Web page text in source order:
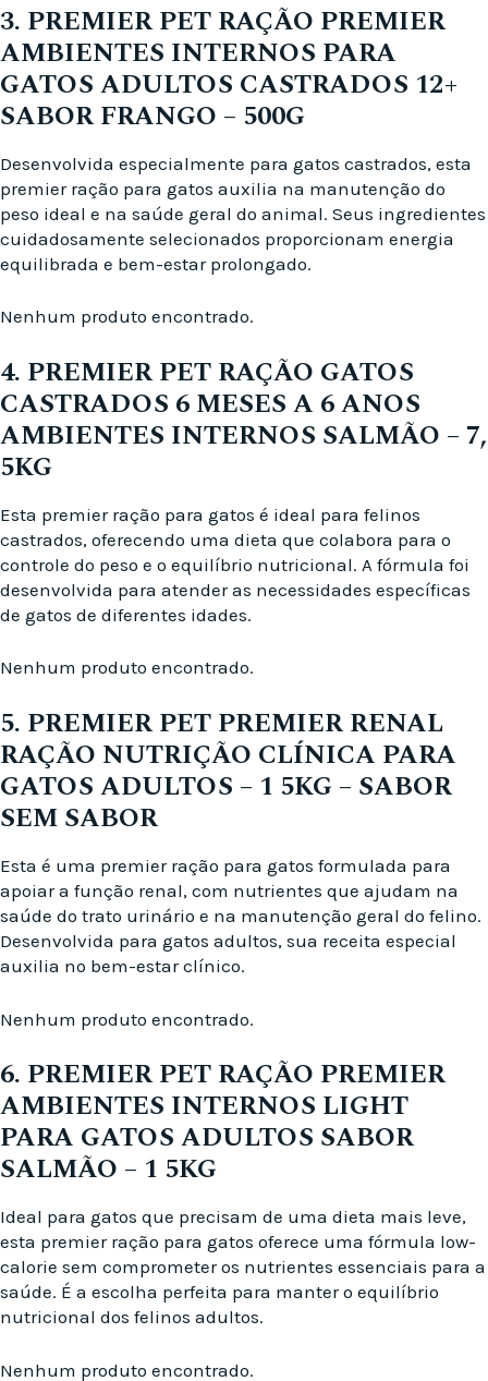
3. PREMIER PET RAÇÃO PREMIER
AMBIENTES INTERNOS PARA
GATOS ADULTOS CASTRADOS 12+
SABOR FRANGO – 500G
Desenvolvida especialmente para gatos castrados, esta
premier ração para gatos auxilia na manutenção do
peso ideal e na saúde geral do animal. Seus ingredientes
cuidadosamente selecionados proporcionam energia
equilibrada e bem-estar prolongado.
Nenhum produto encontrado.
4. PREMIER PET RAÇÃO GATOS
CASTRADOS 6 MESES A 6 ANOS
AMBIENTES INTERNOS SALMÃO – 7,
5KG
Esta premier ração para gatos é ideal para felinos
castrados, oferecendo uma dieta que colabora para o
controle do peso e o equilíbrio nutricional. A fórmula foi
desenvolvida para atender as necessidades específicas
de gatos de diferentes idades.
Nenhum produto encontrado.
5. PREMIER PET PREMIER RENAL
RAÇÃO NUTRIÇÃO CLÍNICA PARA
GATOS ADULTOS – 1 5KG – SABOR
SEM SABOR
Esta é uma premier ração para gatos formulada para
apoiar a função renal, com nutrientes que ajudam na
saúde do trato urinário e na manutenção geral do felino.
Desenvolvida para gatos adultos, sua receita especial
auxilia no bem-estar clínico.
Nenhum produto encontrado.
6. PREMIER PET RAÇÃO PREMIER
AMBIENTES INTERNOS LIGHT
PARA GATOS ADULTOS SABOR
SALMÃO – 1 5KG
Ideal para gatos que precisam de uma dieta mais leve,
esta premier ração para gatos oferece uma fórmula low-
calorie sem comprometer os nutrientes essenciais para a
saúde. É a escolha perfeita para manter o equilíbrio
nutricional dos felinos adultos.
Nenhum produto encontrado.